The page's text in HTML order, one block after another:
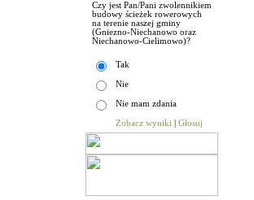
Czy jest Pan/Pani zwolennikiem
budowy ścieżek rowerowych
na terenie naszej gminy
(Gniezno-Niechanowo oraz
Niechanowo-Cielimowo)?
Tak
Nie
Nie mam zdania
Zobacz wyniki Głosuj